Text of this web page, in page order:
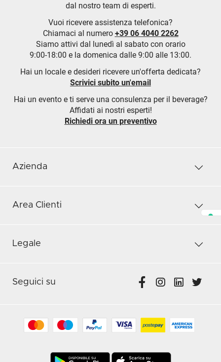
dal nostro team di esperti.
Vuoi ricevere assistenza telefonica?
Chiamaci al numero +39 06 4040 2262
Siamo attivi dal lunedì al sabato con orario
9:00-18:00 e la domenica dalle 9:00 alle 13:00.
Hai un locale e desideri ricevere un'offerta dedicata?
Scrivici subito un'email
Hai un evento e ti serve una consulenza per il beverage?
Affidati ai nostri esperti!
Richiedi ora un preventivo
Azienda
Area Clienti
Legale
Seguici su